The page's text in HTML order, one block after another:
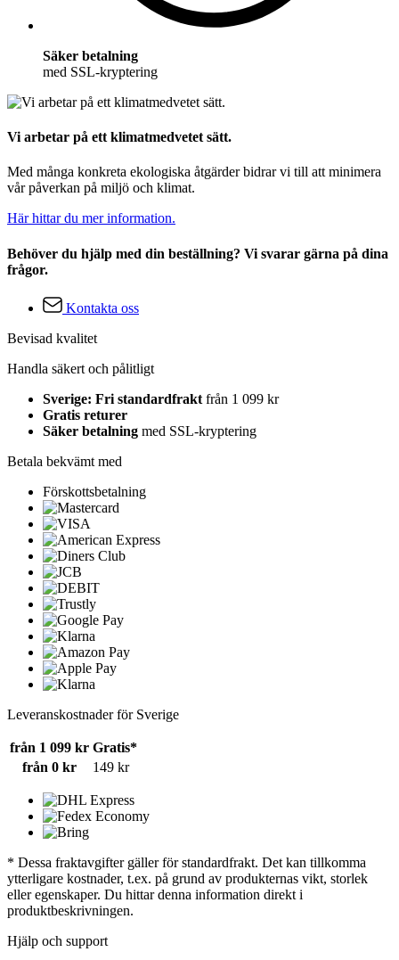
Säker betalning
med SSL-kryptering
Vi arbetar på ett klimatmedvetet sätt.
Med många konkreta ekologiska åtgärder bidrar vi till att minimera
vår påverkan på miljö och klimat.
Här hittar du mer information.
Behöver du hjälp med din beställning? Vi svarar gärna på dina
frågor.
Kontakta oss
Bevisad kvalitet
Handla säkert och pålitligt
Sverige: Fri standardfrakt från 1 099 kr
Gratis returer
Säker betalning med SSL-kryptering
Betala bekvämt med
Förskottsbetalning
Leveranskostnader för Sverige
från 1 099 kr Gratis*
från 0 kr
149 kr
* Dessa fraktavgifter gäller för standardfrakt. Det kan tillkomma
ytterligare kostnader, t.ex. på grund av produkternas vikt, storlek
eller egenskaper. Du hittar denna information direkt i
produktbeskrivningen.
Hjälp och support